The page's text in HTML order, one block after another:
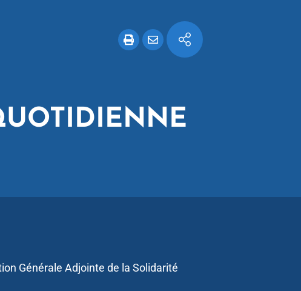
Générale Adjointe de la Solidarité